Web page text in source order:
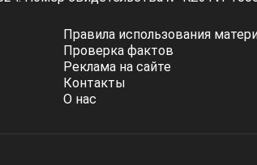
Правила использования
Проверка фактов
Реклама на сайте
Контакты
О нас